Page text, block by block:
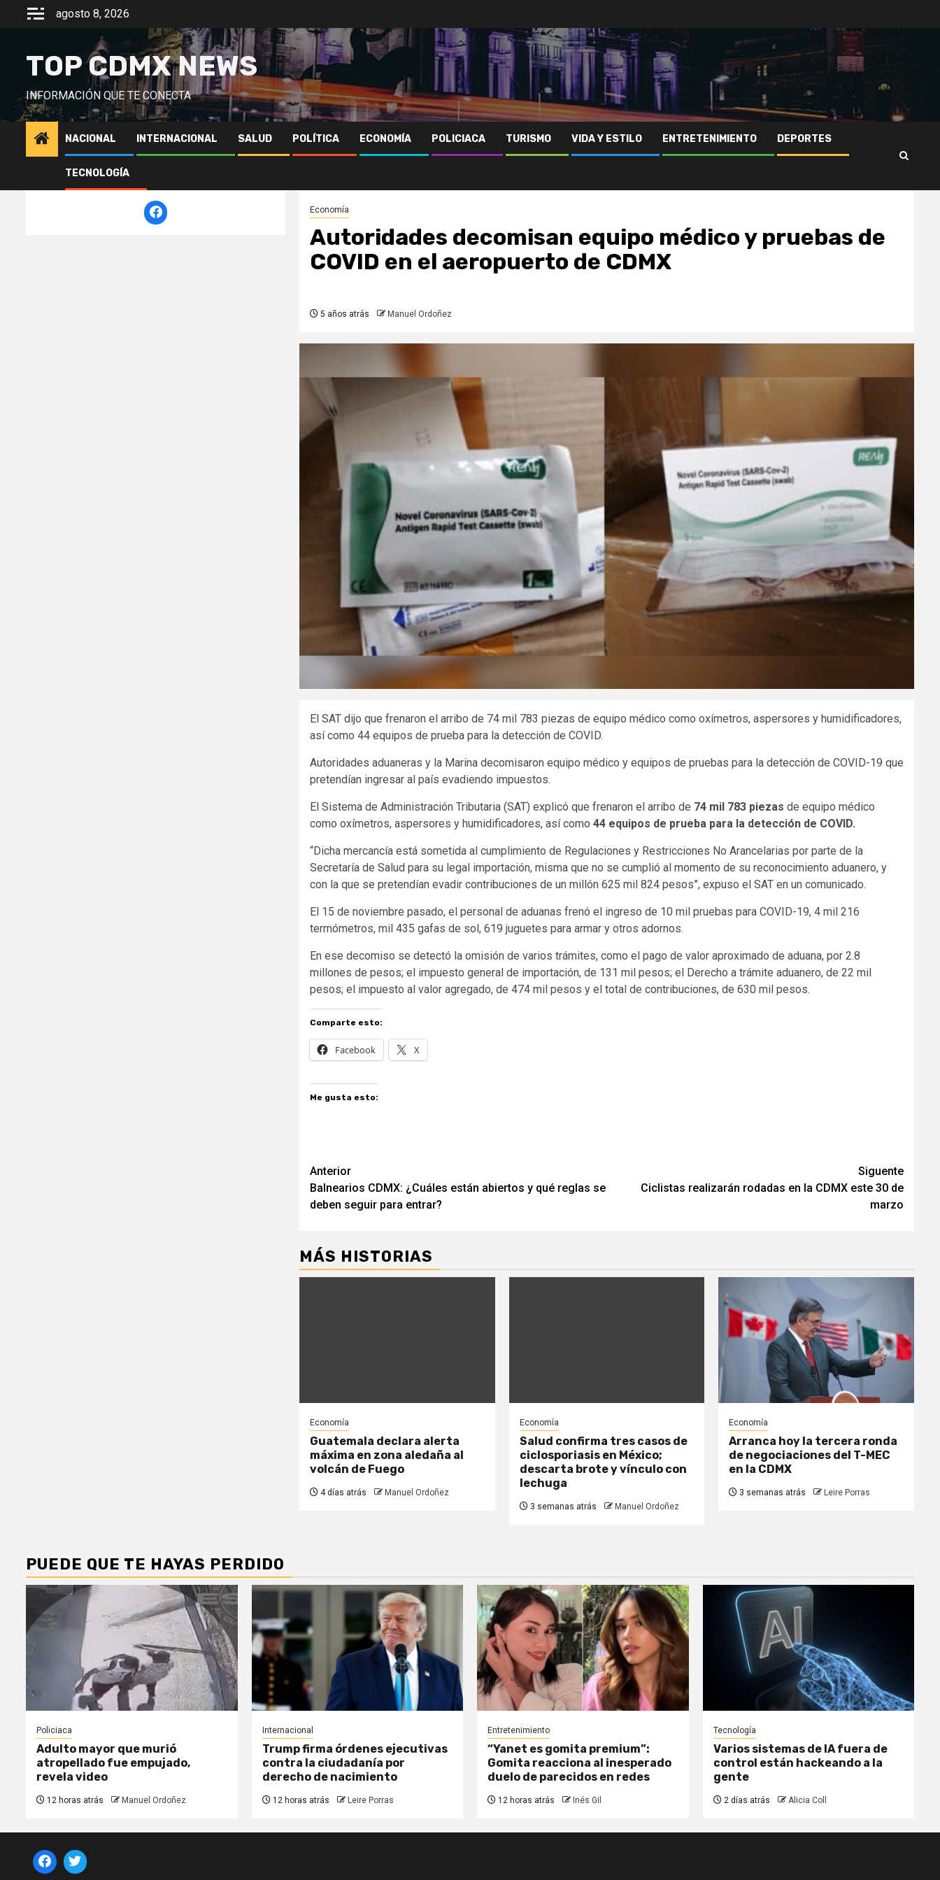
agosto 8, 2026
TOP CDMX NEWS
INFORMACIÓN QUE TE CONECTA
NACIONAL INTERNACIONAL SALUD POLÍTICA ECONOMÍA POLICIACA TURISMO VIDA Y ESTILO ENTRETENIMIENTO DEPORTES
TECNOLOGÍA
Economía
Autoridades decomisan equipo médico y pruebas de
COVID en el aeropuerto de CDMX
5 años atrás Manuel Ordoñez
El SAT dijo que frenaron el arribo de 74 mil 783 piezas de equipo médico como oxímetros, aspersores y humidificadores,
así como 44 equipos de prueba para la detección de COVID.
Autoridades aduaneras y la Marina decomisaron equipo médico y equipos de pruebas para la detección de COVID-19 que
pretendían ingresar al país evadiendo impuestos.
El Sistema de Administración Tributaria (SAT) explicó que frenaron el arribo de 74 mil 783 piezas de equipo médico
como oxímetros, aspersores y humidificadores, así como 44 equipos de prueba para la detección de COVID.
“Dicha mercancía está sometida al cumplimiento de Regulaciones y Restricciones No Arancelarias por parte de la
Secretaría de Salud para su legal importación, misma que no se cumplió al momento de su reconocimiento aduanero, y
con la que se pretendían evadir contribuciones de un millón 625 mil 824 pesos”, expuso el SAT en un comunicado.
El 15 de noviembre pasado, el personal de aduanas frenó el ingreso de 10 mil pruebas para COVID-19, 4 mil 216
termómetros, mil 435 gafas de sol, 619 juguetes para armar y otros adornos.
En ese decomiso se detectó la omisión de varios trámites, como el pago de valor aproximado de aduana, por 2.8
millones de pesos; el impuesto general de importación, de 131 mil pesos; el Derecho a trámite aduanero, de 22 mil
pesos; el impuesto al valor agregado, de 474 mil pesos y el total de contribuciones, de 630 mil pesos.
Comparte esto:
Facebook X
Me gusta esto:
Navegación
de
Anterior
Balnearios CDMX: ¿Cuáles están abiertos y qué reglas se
deben seguir para entrar?
Siguente
Ciclistas realizarán rodadas en la CDMX este 30 de
marzo
MÁS HISTORIAS
Economía
Guatemala declara alerta
máxima en zona aledaña al
volcán de Fuego
4 días atrás Manuel Ordoñez
Economía
Salud confirma tres casos de
ciclosporiasis en México;
descarta brote y vínculo con
lechuga
3 semanas atrás Manuel Ordoñez
Economía
Arranca hoy la tercera ronda
de negociaciones del T-MEC
en la CDMX
3 semanas atrás Leire Porras
PUEDE QUE TE HAYAS PERDIDO
Policiaca
Adulto mayor que murió
atropellado fue empujado,
revela video
12 horas atrás Manuel Ordoñez
Internacional
Trump firma órdenes ejecutivas
contra la ciudadanía por
derecho de nacimiento
12 horas atrás Leire Porras
Entretenimiento
“Yanet es gomita premium”:
Gomita reacciona al inesperado
duelo de parecidos en redes
12 horas atrás Inés Gil
Tecnología
Varios sistemas de IA fuera de
control están hackeando a la
gente
2 días atrás Alicia Coll